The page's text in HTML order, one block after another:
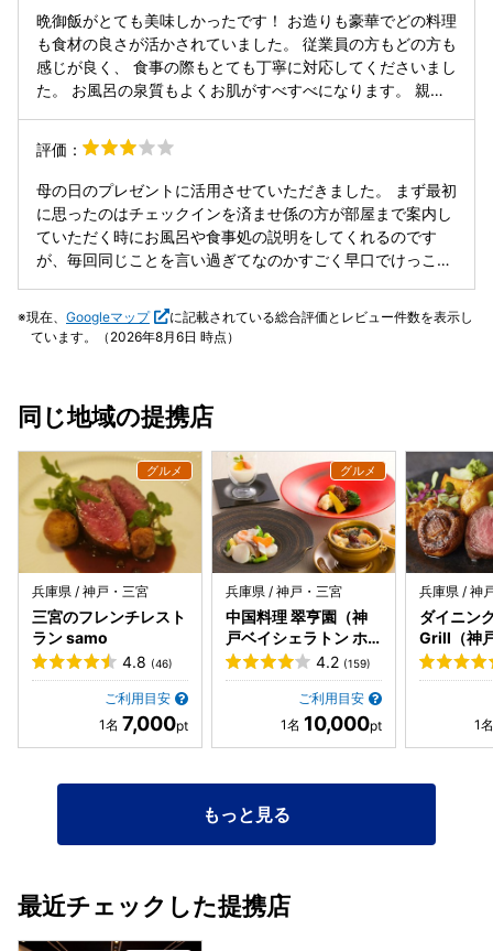
8割のように感じました。お風呂の案内やご飯の説明、お土
産のショップなど、すべてカタコトであまり日本語が通じ
ず、ホスピタリティとは程遠いものと感じました。頑張って
暗記した日本語は凄いと思いますが、私としては日本人に接
客していただきたかったです。 普段の旅行であれば全然気に
ならない程度の事だとは思いますが、奮発していいホテルに
りガッカリしました。 今回が最初で最後の利用になると思い
ます。 乱文失礼致しました。
ころ、部屋の鍵を開けておいてくださいと言われましたが、
物が盗まれたり物色されたらどうするのかと疑問でした。 お
風呂に10分遅れで行こうとしたところ、食事係の方が下げに
来てくれたので、部屋の鍵について確認すると、布団係が鍵
を閉めるので開けといてと言われました。 30分後、お風呂
ていない。 その後、午後9時半に布団掛の方が布団を敷きに
ったのか、よくわかりません。 また赤ん坊がいましたので、
午後9時半では遅いです。 ホテル側には伝わっているものと
思っていましたががっかりしました。 ご飯は美味しく量も大
満足でした。
晩御飯がとても美味しかったです！ お造りも豪華でどの料理
も食材の良さが活かされていました。 従業員の方もどの方も
感じが良く、 食事の際もとても丁寧に対応してくださいまし
た。 お風呂の泉質もよくお肌がすべすべになります。 親族
評価：
母の日のプレゼントに活用させていただきました。 まず最初
に思ったのはチェックインを済ませ係の方が部屋まで案内し
ていただく時にお風呂や食事処の説明をしてくれるのです
が、毎回同じことを言い過ぎてなのかすごく早口でけっこう
すごく感じてしまい感情を入れてほしいというわけではない
のですが、ものすごい言い慣れたセリフをバババーっと話さ
のは残念だったです。 何より残念だったのは晩御飯の時、鮑
時に膨張してかボン！っと爆発して飛んで網もひっくり返っ
て鮑の汁も飛び散ったのですが、従業員の女性の方が常にお
られ見ておられたのですが、えー？！うそー？！と言った言
葉を残して奥に入って行かれてそれから誰も出てきてもらえ
ず数分経ってから男性従業員の方が来てくれました。 こんな
ことないんですけどねー、ガスが膨張して破裂したんでしょ
ーとニコニコしながら言われました。 誰にも落ち度はないの
で申し訳ないなどの言葉は求めてないのですが、鮑も飛んで
網も火から落ちて母は熱っ！と言っているのを見ているのな
ら、誰かしらが大丈夫ですか？とすぐ駆けつけてくれるのが
普通ではないのですかね？ こちらがひっくり返したわけでも
ないのに、けっこう時間がたってからニコニコしながら来ら
れるのもどうかと思いました。 とてもいい旅でしたのでそこ
現在、 Googleマップ
に記載されている総合評価とレビュー件数を表示し
ています。（2026年8月6日 時点）
同じ地域の提携店
兵庫県 / 神戸・三宮
三宮のフレンチレスト
ラン samo
4.8 (46)
ご利用目安
7,000
兵庫県 / 神戸・三宮
中国料理 翠亨園（神
戸ベイシェラトン ホ
テル&タワーズ内）
4.2 (159)
ご利用目安
10,000
兵庫県 / 神
ダイニン
Grill（神
トン ホテ
内）
もっと見る
最近チェックした提携店